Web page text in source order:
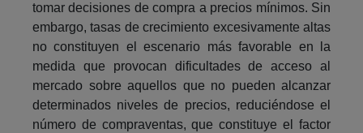
tomar decisiones de compra a precios mínimos. Sin
embargo, tasas de crecimiento excesivamente altas
no constituyen el escenario más favorable en la
medida que provocan dificultades de acceso al
mercado sobre aquellos que no pueden alcanzar
determinados niveles de precios, reduciéndose el
número de compraventas, que constituye el factor